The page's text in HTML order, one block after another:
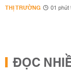
THỊ TRƯỜNG 01
ĐỌC